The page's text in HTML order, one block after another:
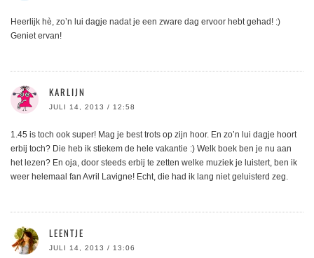
Heerlijk hè, zo’n lui dagje nadat je een zware dag ervoor hebt gehad! :)
Geniet ervan!
KARLIJN
JULI 14, 2013 / 12:58
1.45 is toch ook super! Mag je best trots op zijn hoor. En zo’n lui dagje hoort
erbij toch? Die heb ik stiekem de hele vakantie :) Welk boek ben je nu aan
het lezen? En oja, door steeds erbij te zetten welke muziek je luistert, ben ik
weer helemaal fan Avril Lavigne! Echt, die had ik lang niet geluisterd zeg.
LEENTJE
JULI 14, 2013 / 13:06